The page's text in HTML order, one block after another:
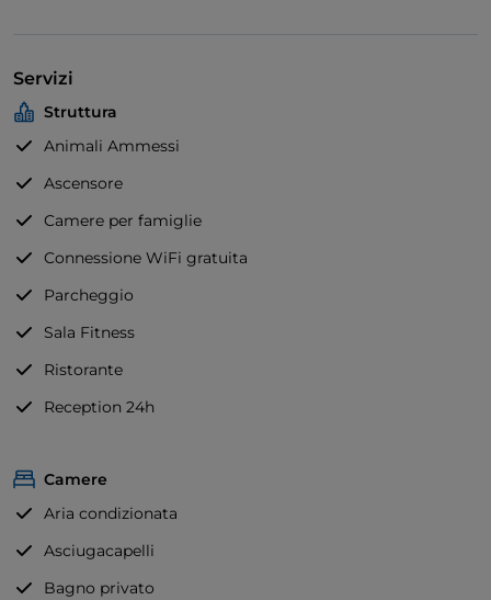
accesso alla rete WiFi, aria condizionata in camera e
nelle sale comuni, TV smart 32 pollici in camera,
balcone in ogni stanza. Particolarmente felice anche
Maggio.
Servizi
Struttura
Animali Ammessi
Ascensore
Camere per famiglie
Connessione WiFi gratuita
Parcheggio
Sala Fitness
Ristorante
Reception 24h
Camere
Aria condizionata
Asciugacapelli
Bagno privato